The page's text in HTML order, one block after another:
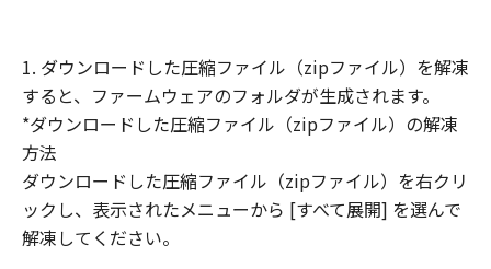
制限
(1) 「本契約」に明示的に定める場合を除
き、お客様は、「許諾ソフトウェア」を複
製、または第三者に再使用許諾、譲渡、販
売、頒布、賃貸、リースもしくは貸与する
ことはできません。
(2) お客様は、「許諾ソフトウェア」の全
1. ダウンロードした圧縮ファイル（zipファイル）を解凍
すると、ファームウェアのフォルダが生成されます。
*ダウンロードした圧縮ファイル（zipファイル）の解凍
方法
ダウンロードした圧縮ファイル（zipファイル）を右クリ
ックし、表示されたメニューから [すべて展開] を選んで
解凍してください。